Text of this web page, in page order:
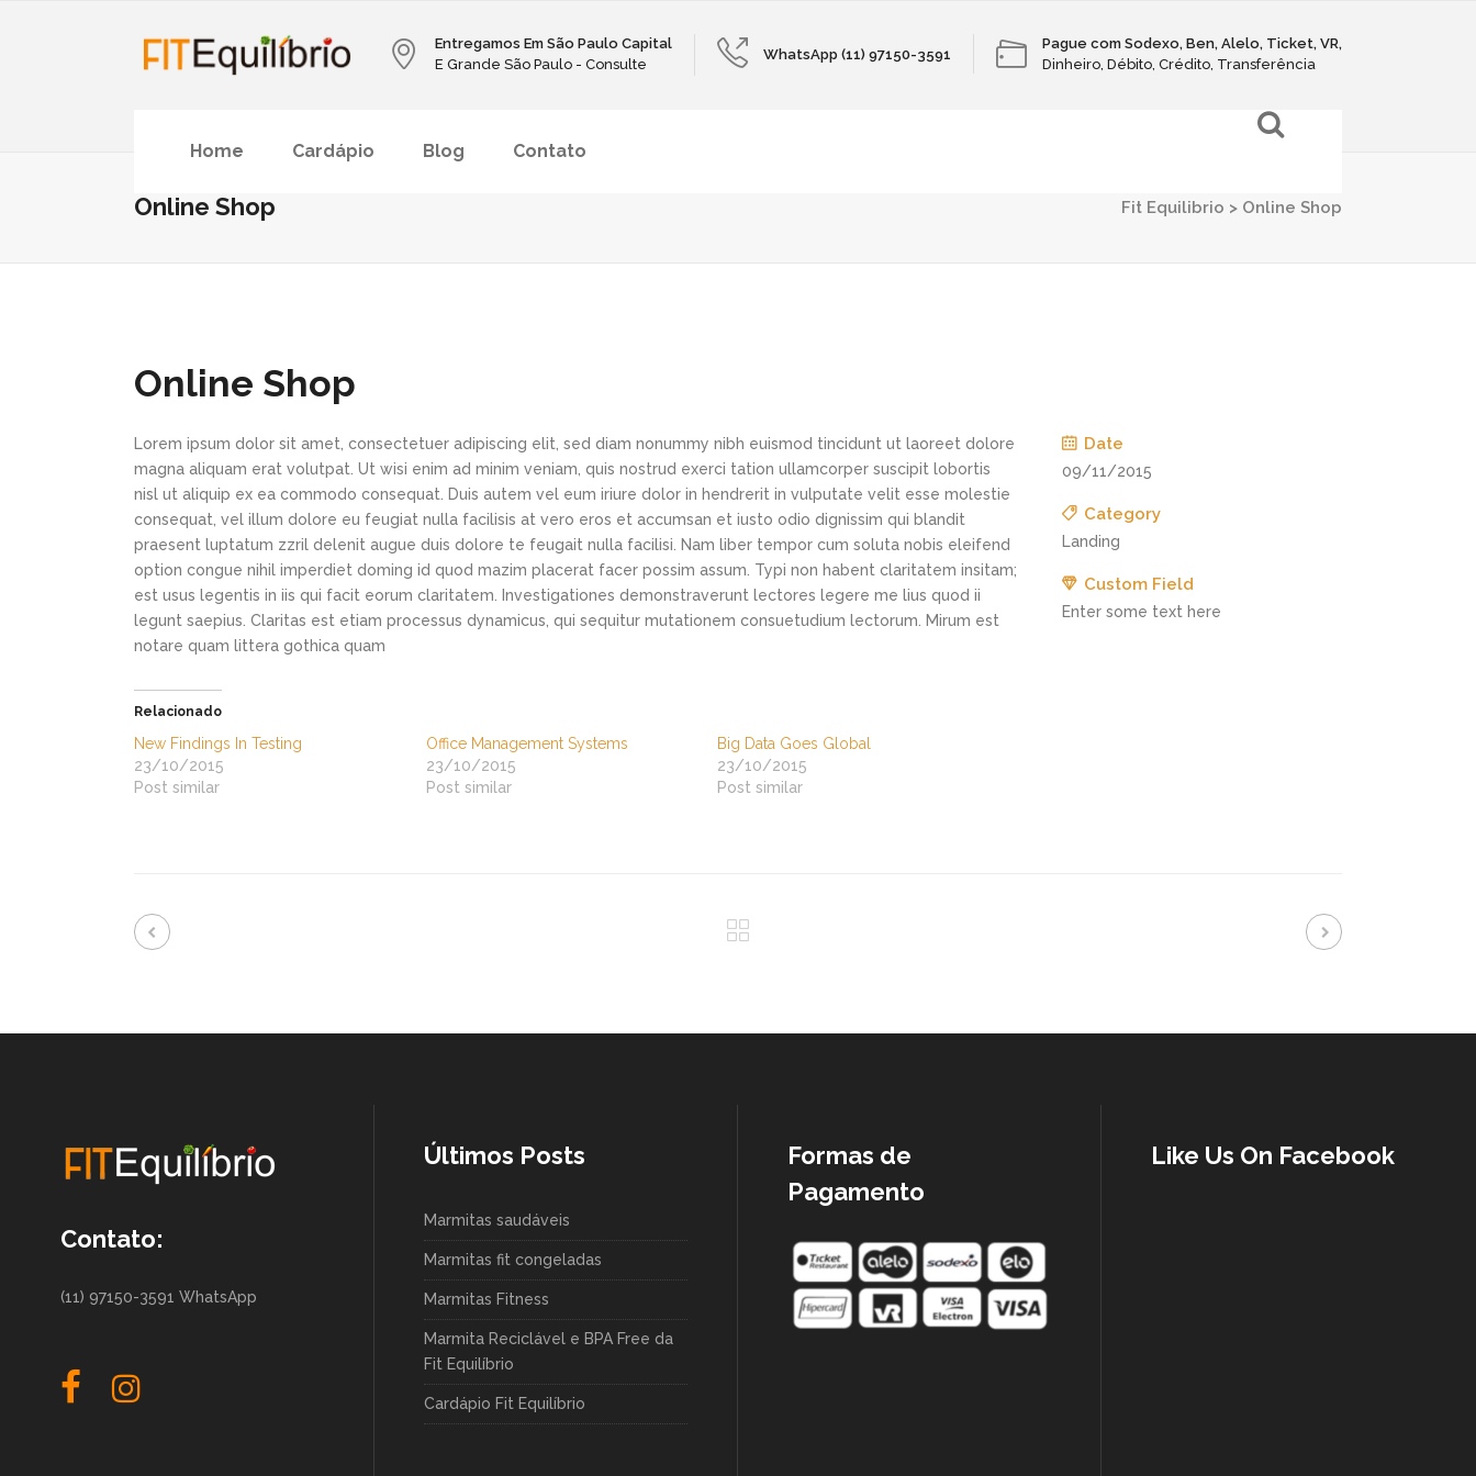
Entregamos Em São Paulo Capital
E Grande São Paulo - Consulte
WhatsApp (11) 97150-3591
Pague com Sodexo, Ben, Alelo, Ticket, VR,
Dinheiro, Débito, Crédito, Transferência
Home Cardápio Blog Contato
Online Shop Fit Equilibrio > Online Shop
Online Shop
Lorem ipsum dolor sit amet, consectetuer adipiscing elit, sed diam nonummy nibh euismod tincidunt ut laoreet dolore
magna aliquam erat volutpat. Ut wisi enim ad minim veniam, quis nostrud exerci tation ullamcorper suscipit lobortis
nisl ut aliquip ex ea commodo consequat. Duis autem vel eum iriure dolor in hendrerit in vulputate velit esse molestie
consequat, vel illum dolore eu feugiat nulla facilisis at vero eros et accumsan et iusto odio dignissim qui blandit
praesent luptatum zzril delenit augue duis dolore te feugait nulla facilisi. Nam liber tempor cum soluta nobis eleifend
option congue nihil imperdiet doming id quod mazim placerat facer possim assum. Typi non habent claritatem insitam;
est usus legentis in iis qui facit eorum claritatem. Investigationes demonstraverunt lectores legere me lius quod ii
legunt saepius. Claritas est etiam processus dynamicus, qui sequitur mutationem consuetudium lectorum. Mirum est
notare quam littera gothica quam
Relacionado
New Findings In Testing
23/10/2015
Post similar
Office Management Systems
23/10/2015
Post similar
Big Data Goes Global
23/10/2015
Post similar
Date
09/11/2015
Category
Landing
Custom Field
Enter some text here
Contato:
(11) 97150-3591 WhatsApp
Últimos Posts
Marmitas saudáveis
Marmitas fit congeladas
Marmitas Fitness
Marmita Reciclável e BPA Free da
Fit Equilíbrio
Cardápio Fit Equilíbrio
Formas de
Pagamento
Like Us On Facebook